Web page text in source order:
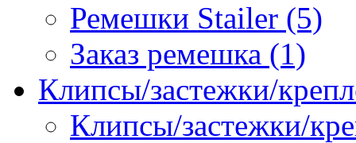
Ремешки Stailer (5)
Заказ ремешка (1)
Клипсы/застежки/
Клипсы/застежки/